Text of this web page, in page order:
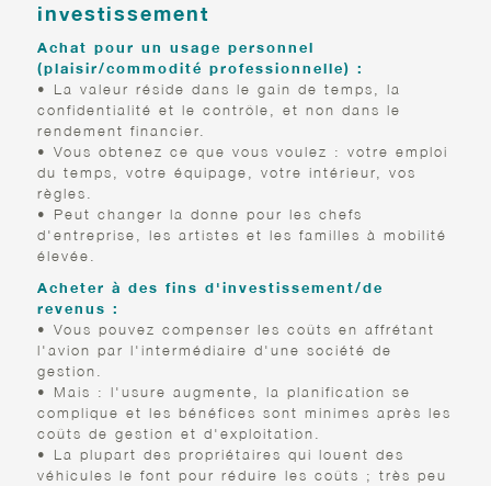
investissement
Achat pour un usage personnel
(plaisir/commodité professionnelle) :
• La valeur réside dans le gain de temps, la
confidentialité et le contrôle, et non dans le
rendement financier.
• Vous obtenez ce que vous voulez : votre emploi
du temps, votre équipage, votre intérieur, vos
règles.
• Peut changer la donne pour les chefs
d'entreprise, les artistes et les familles à mobilité
élevée.
Acheter à des fins d'investissement/de
revenus :
• Vous pouvez compenser les coûts en affrétant
l'avion par l'intermédiaire d'une société de
gestion.
• Mais : l'usure augmente, la planification se
complique et les bénéfices sont minimes après les
coûts de gestion et d'exploitation.
• La plupart des propriétaires qui louent des
véhicules le font pour réduire les coûts ; très peu